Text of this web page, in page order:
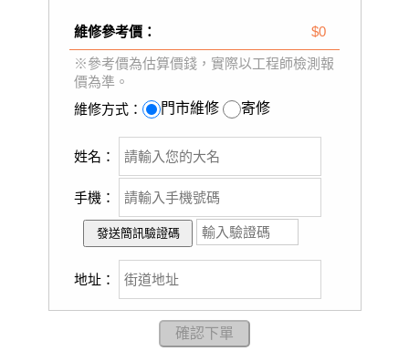
維修參考價： $0
※參考價為估算價錢，實際以工程師檢測報
價為準。
維修方式：
門市維修 寄修
姓名：
手機：
地址：